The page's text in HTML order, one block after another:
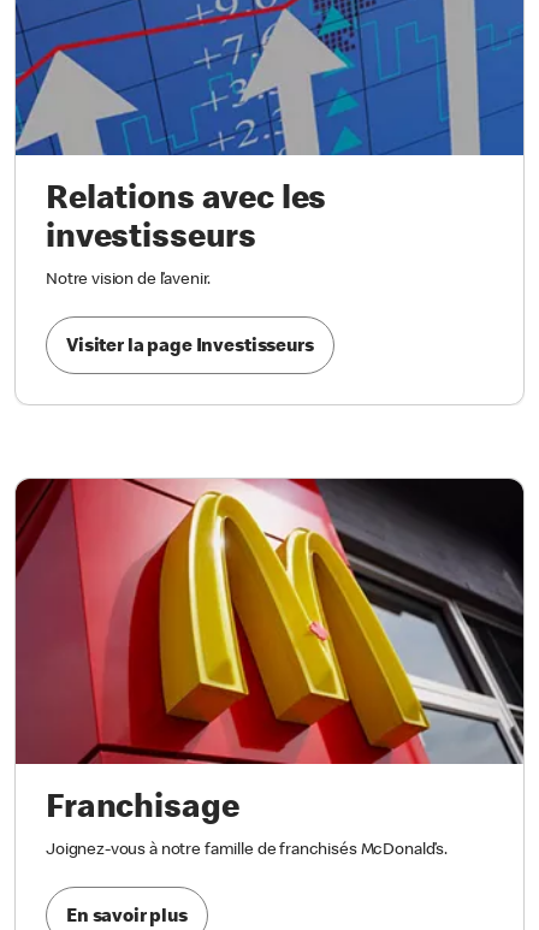
Relations avec les
investisseurs
Notre vision de l’avenir.
Visiter la page Investisseurs
Franchisage
Joignez-vous à notre famille de franchisés McDonald’s.
En savoir plus